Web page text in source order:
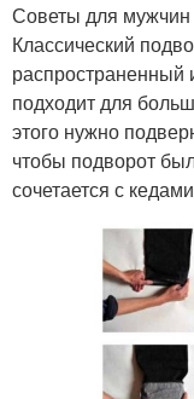
Советы для мужчин
Классический
распространенный
подходит для
этого нужно
чтобы подворот
сочетается с